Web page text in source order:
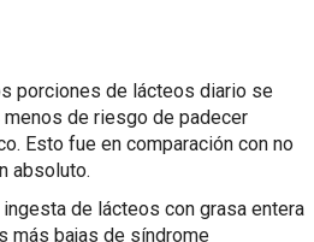
porciones de lácteos diario se
menos de riesgo de padecer
Esto fue en comparación con no
absoluto.
de lácteos con grasa entera
más bajas de síndrome